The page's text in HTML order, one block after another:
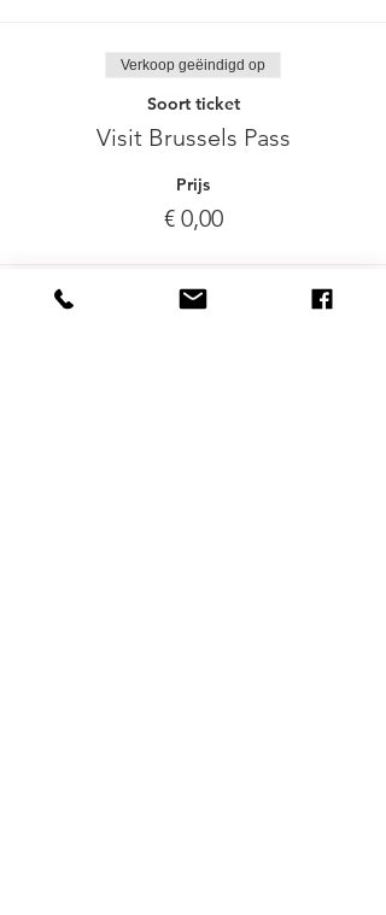
Verkoop geëindigd op
Soort ticket
Visit Brussels Pass
Prijs
€ 0,00